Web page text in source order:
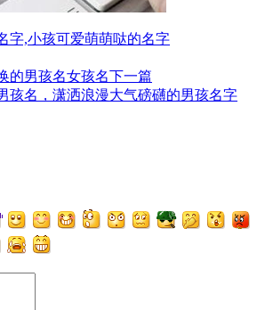
字,小孩可爱萌萌哒的名字
的男孩名女孩名下一篇
孩名，潇洒浪漫大气磅礴的男孩名字